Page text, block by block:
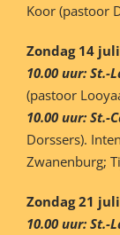
Koor (pastoor
Zondag 14 juli
10.00 uur: St.-
(pastoor
10.00 uur: St.-
Dorssers).
Zwanenburg;
Zondag 21 juli
10.00 uur: St.-